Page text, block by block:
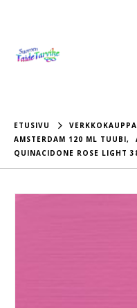
ETUSIVU
VERKKOKAUPPA
AMSTERDAM 120 ML TUUBI,
QUINACIDONE ROSE LIGHT